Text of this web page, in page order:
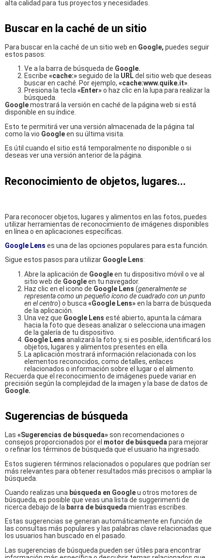
alta calidad para tus proyectos y necesidades.
Buscar en la caché de un sitio
Para buscar en la caché de un sitio web en Google, puedes seguir
estos pasos:
Ve a la barra de búsqueda de Google.
Escribe «cache:»seguido de la URLdel sitio web que deseas
buscar en caché. Por ejemplo, «cache:www.quike.it».
Presiona la tecla«Enter»o haz clic en la lupa para realizar la
búsqueda.
Googlemostrará la versión en caché de la página web si está
disponible en su índice.
Esto te permitirá ver una versión almacenada de la página tal
como la vio Googleen su última visita.
Es útil cuando el sitio está temporalmente no disponible o si
deseas ver una versión anterior de la página.
Reconocimiento de objetos, lugares...
Para reconocer objetos, lugares y alimentos en las fotos, puedes
utilizar herramientas de reconocimiento de imágenes disponibles
en línea o en aplicaciones específicas.
Google Lens es una de las opciones populares para esta función.
Sigue estos pasos para utilizar Google Lens:
Abre la aplicación de Googleen tu dispositivo móvil o ve al
sitio web de Googleen tu navegador.
Haz clic en el icono de Google Lens (generalmente se
representa como un pequeño ícono de cuadrado con un punto
en el centro) o busca «Google Lens»en la barra de búsqueda
de la aplicación.
Una vez que Google Lens esté abierto, apunta la cámara
hacia la foto que deseas analizar o selecciona una imagen
de la galería de tu dispositivo.
Google Lens analizará la foto y, si es posible, identificará los
objetos, lugares y alimentos presentes en ella.
La aplicación mostrará información relacionada con los
elementos reconocidos, como detalles, enlaces
relacionados o información sobre el lugar o el alimento.
Recuerda que el reconocimiento de imágenes puede variar en
precisión según la complejidad de la imagen y la base de datos de
Google.
Sugerencias de búsqueda
Las «Sugerencias de búsqueda»son recomendaciones o
consejos proporcionados por el motor de búsqueda para mejorar
o refinar los términos de búsqueda que el usuario ha ingresado.
Estos sugieren términos relacionados o populares que podrían ser
más relevantes para obtener resultados más precisos o ampliar la
búsqueda.
Cuando realizas una búsqueda en Googleu otros motores de
búsqueda, es posible que veas una lista de suggerimenti de
ricerca debajo de la barra de búsqueda mientras escribes.
Estas sugerencias se generan automáticamente en función de
las consultas más populares y las palabras clave relacionadas que
los usuarios han buscado en el pasado.
Las sugerencias de búsqueda pueden ser útiles para encontrar